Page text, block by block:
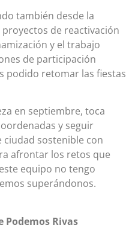
también desde la
de reactivación
y el trabajo
de participación
podido retomar las fiestas
en septiembre, toca
y seguir
sostenible con
afrontar los retos que
equipo no tengo
superándonos.
Podemos Rivas